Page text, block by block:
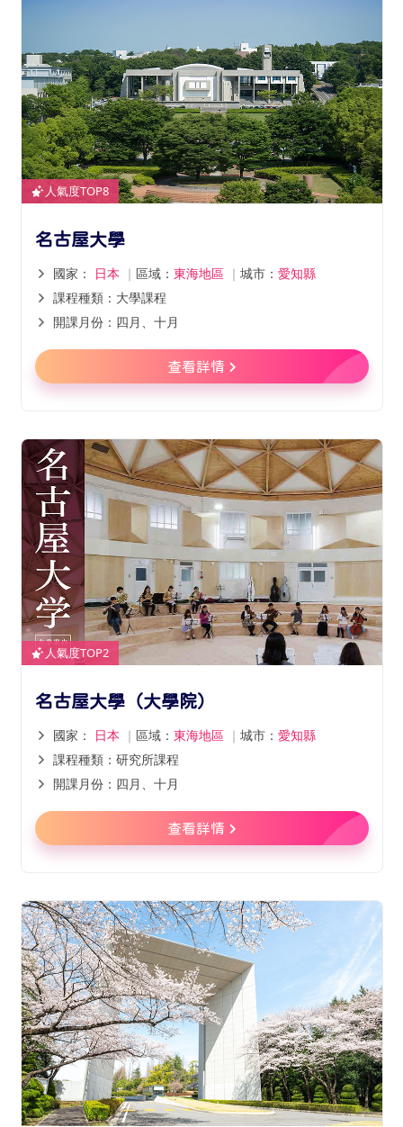
人氣度TOP8
名古屋大學
國家： 日本 ｜ 區域： 東海地區 ｜ 城市： 愛知縣
課程種類：大學課程
開課月份：四月、十月
查看詳情
人氣度TOP2
名古屋大學（大學院）
國家： 日本 ｜ 區域： 東海地區 ｜ 城市： 愛知縣
課程種類：研究所課程
開課月份：四月、十月
查看詳情